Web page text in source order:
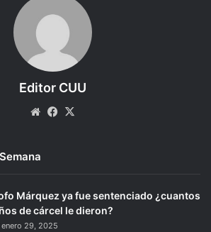
Editor CUU
WebsiteFacebook
Márquez ya fue sentenciado ¿cuantos
de cárcel le dieron?
enero 29, 2025